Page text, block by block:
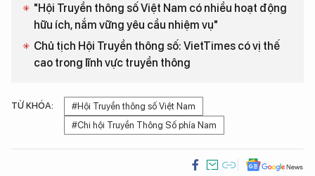
"Hội Truyền thông số Việt Nam có nhiều hoạt động
hữu ích, nắm vững yêu cầu nhiệm vụ"
Chủ tịch Hội Truyền thông số: VietTimes có vị thế
cao trong lĩnh vực truyền thông
TỪ KHÓA:
#Hội Truyền thông số Việt Nam
#Chi hội Truyền Thông Số phía Nam